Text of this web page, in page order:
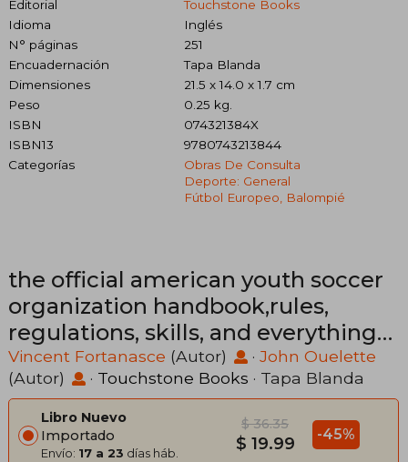
Editorial
Touchstone Books
Idioma
Inglés
N° páginas
251
Encuadernación
Tapa Blanda
Dimensiones
21.5 x 14.0 x 1.7 cm
Peso
0.25 kg.
ISBN
074321384X
ISBN13
9780743213844
Categorías
Obras De Consulta
Deporte: General
Fútbol Europeo, Balompié
the official american youth soccer
organization handbook,rules,
regulations, skills, and everything
else kids, parents, and coaches
need to partcipate in you (en
Inglés)
Vincent Fortanasce (Autor) · John Ouelette
(Autor)
· Touchstone Books · Tapa Blanda
Libro Nuevo
Importado
Envío: 17 a 23 días háb.
$ 36.35
$ 19.99 -45%